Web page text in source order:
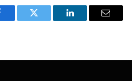
Twitter LinkedIn Email